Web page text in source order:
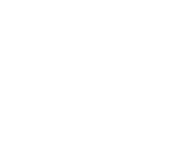
জন্য আপনার ব্যাংক ও bKash একাউন্ট